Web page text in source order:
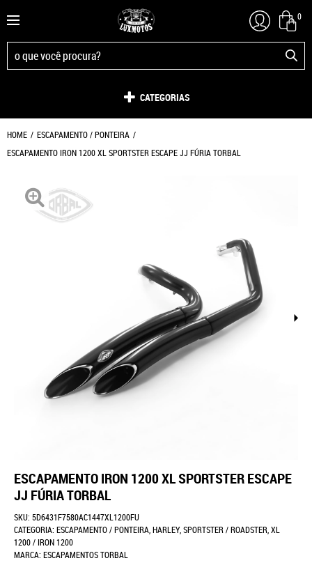
0
CATEGORIAS
HOME
ESCAPAMENTO / PONTEIRA
ESCAPAMENTO IRON 1200 XL SPORTSTER ESCAPE JJ FÚRIA TORBAL
ESCAPAMENTO IRON 1200 XL SPORTSTER ESCAPE
JJ FÚRIA TORBAL
SKU: 5D6431F7580AC1447XL1200FU
CATEGORIA: ESCAPAMENTO / PONTEIRA HARLEY, SPORTSTER / ROADSTER XL
1200 / IRON 1200
MARCA: ESCAPAMENTOS TORBAL